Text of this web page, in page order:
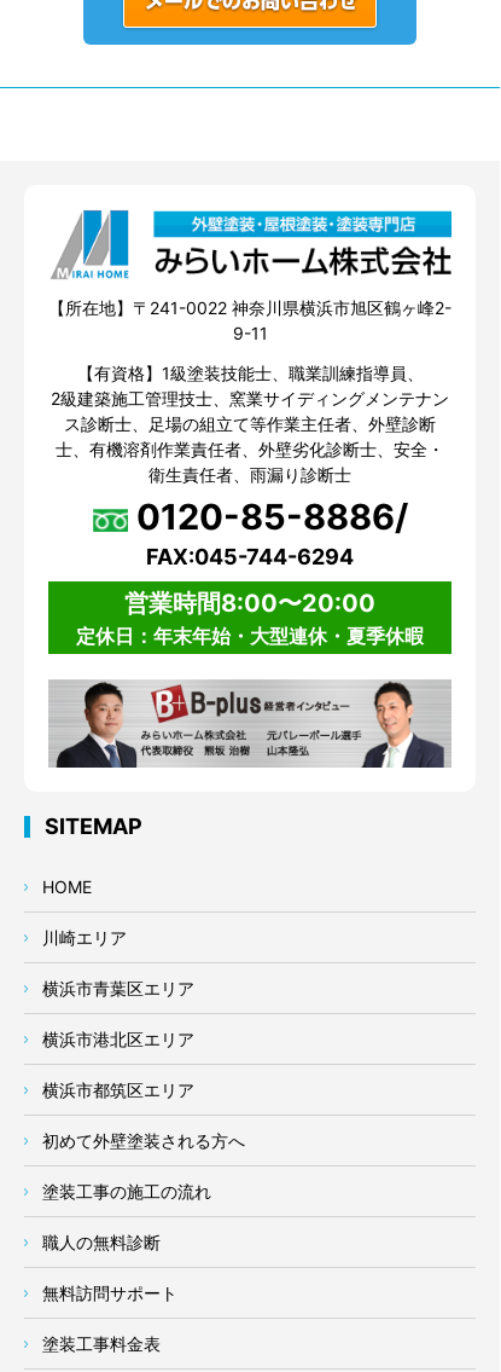
【所在地】〒241-0022 神奈川県横浜市旭区鶴ヶ峰2-
9-11
【有資格】1級塗装技能士、職業訓練指導員、
2級建築施工管理技士、窯業サイディングメンテナン
ス診断士、足場の組立て等作業主任者、外壁診断
士、有機溶剤作業責任者、外壁劣化診断士、安全・
衛生責任者、雨漏り診断士
0120-85-8886/
FAX:045-744-6294
営業時間8:00〜20:00
定休日：年末年始・大型連休・夏季休暇
SITEMAP
HOME
川崎エリア
横浜市青葉区エリア
横浜市港北区エリア
横浜市都筑区エリア
初めて外壁塗装される方へ
塗装工事の施工の流れ
職人の無料診断
無料訪問サポート
塗装工事料金表